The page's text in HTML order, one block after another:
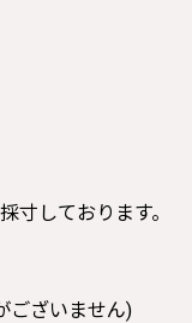
しております。
ございません)